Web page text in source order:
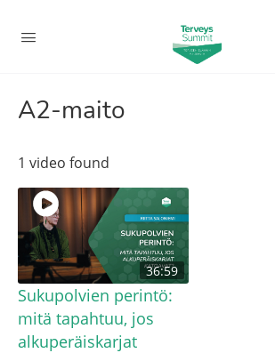
A2-maito
1 video found
36:59
Sukupolvien perintö:
mitä tapahtuu, jos
alkuperäiskarjat